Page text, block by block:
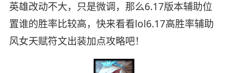
英雄改动不大，只是微调，那么6.17版本辅助位
置谁的胜率比较高，快来看看lol6.17高胜率辅助
风女天赋符文出装加点攻略吧！